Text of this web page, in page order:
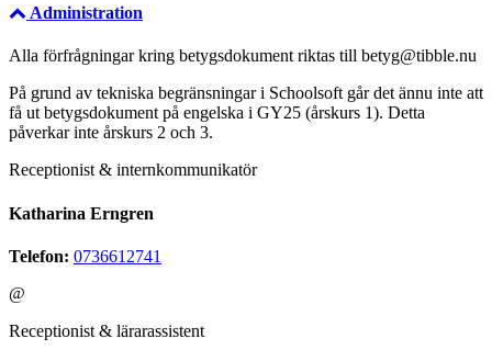
Administration
Alla förfrågningar kring betygsdokument riktas till betyg@tibble.nu
På grund av tekniska begränsningar i Schoolsoft går det ännu inte att
få ut betygsdokument på engelska i GY25 (årskurs 1). Detta
påverkar inte årskurs 2 och 3.
Receptionist & internkommunikatör
Katharina Erngren
Telefon: 0736612741
@
Receptionist & lärarassistent